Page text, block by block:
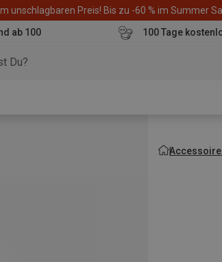
unschlagbaren Preis! Bis zu -60 % im Summer
ab 100
100 Tage